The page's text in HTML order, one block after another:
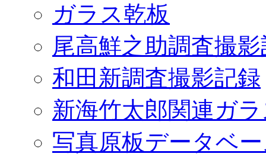
ガラス乾板
尾高鮮之助調査撮
和田新調査撮影記録
新海竹太郎関連ガ
写真原板データベ